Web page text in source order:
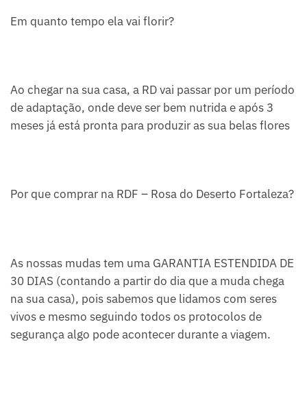
Em quanto tempo ela vai florir?
Ao chegar na sua casa, a RD vai passar por um período
de adaptação, onde deve ser bem nutrida e após 3
meses já está pronta para produzir as sua belas flores
Por que comprar na RDF – Rosa do Deserto Fortaleza?
As nossas mudas tem uma GARANTIA ESTENDIDA DE
30 DIAS (contando a partir do dia que a muda chega
na sua casa), pois sabemos que lidamos com seres
vivos e mesmo seguindo todos os protocolos de
segurança algo pode acontecer durante a viagem.